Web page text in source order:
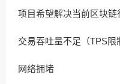
项目希望解决当前区块链
交易吞吐量不足（TPS限
网络拥堵